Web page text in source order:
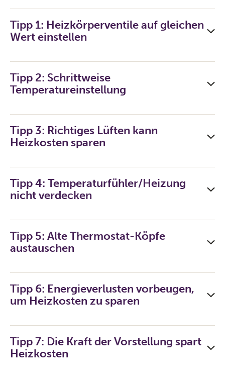
Tipp 1: Heizkörperventile auf gleichen
Wert einstellen
Tipp 2: Schrittweise
Temperatureinstellung
Tipp 3: Richtiges Lüften kann
Heizkosten sparen
Tipp 4: Temperaturfühler/Heizung
nicht verdecken
Tipp 5: Alte Thermostat-Köpfe
austauschen
Tipp 6: Energieverlusten vorbeugen,
um Heizkosten zu sparen
Tipp 7: Die Kraft der Vorstellung spart
Heizkosten